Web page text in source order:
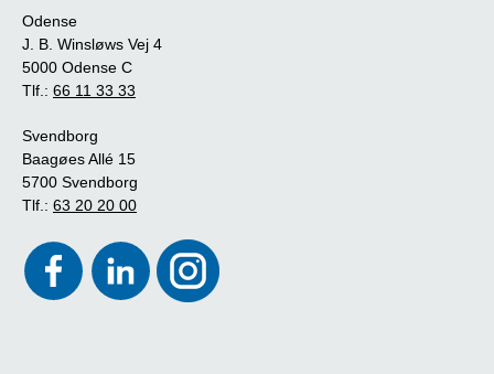
Odense
J. B. Winsløws Vej 4
5000 Odense C
Tlf.: 66 11 33 33
Svendborg
Baagøes Allé 15
5700 Svendborg
Tlf.: 63 20 20 00